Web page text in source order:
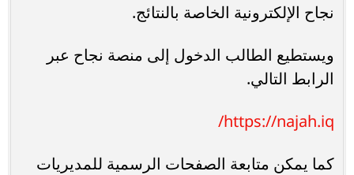
نجاح الإلكترونية الخاصة بالنتائج.
ويستطيع الطالب الدخول إلى منصة نجاح عبر
الرابط التالي.
https://najah.iq/
كما يمكن متابعة الصفحات الرسمية للمديريات